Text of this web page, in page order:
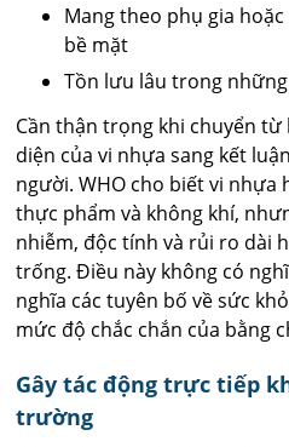
Mang theo phụ gia
bề mặt
Tồn lưu lâu trong
Cần thận trọng khi chuyển
diện của vi nhựa sang kết
người. WHO cho biết vi nhựa
thực phẩm và không khí,
nhiễm, độc tính và rủi ro dài
trống. Điều này không có
nghĩa các tuyên bố về sức
mức độ chắc chắn của bằng
Gây tác động trực tiếp
trường